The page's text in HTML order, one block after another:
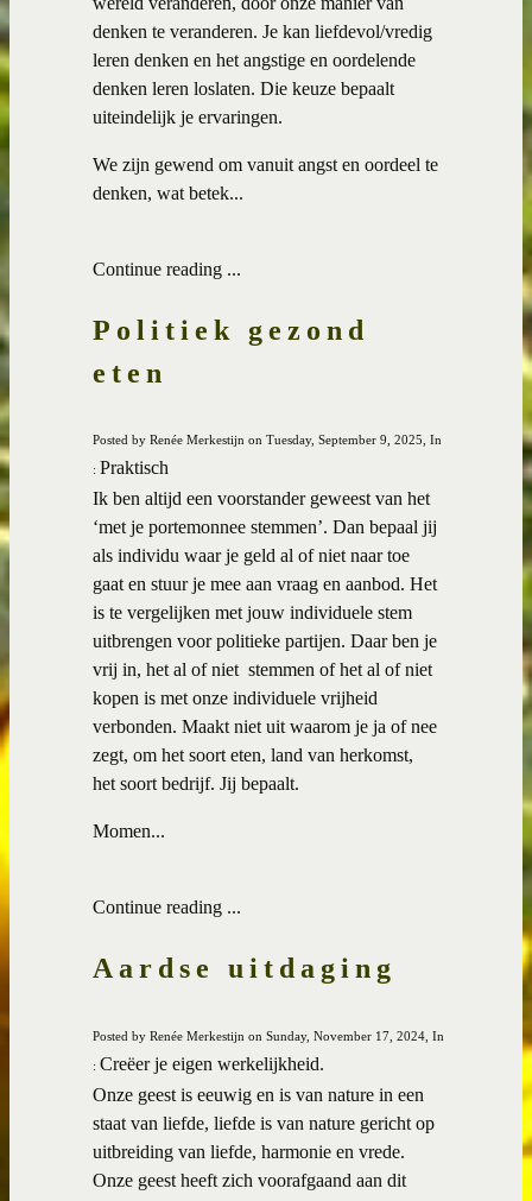
denken te veranderen. Je kan liefdevol/vredig
leren denken en het angstige en oordelende
denken leren loslaten. Die keuze bepaalt
uiteindelijk je ervaringen.
We zijn gewend om vanuit angst en oordeel te
denken, wat betek...
Continue reading ...
Politiek gezond
eten
Posted by Renée Merkestijn on Tuesday, September 9, 2025, In
: Praktisch
Ik ben altijd een voorstander geweest van het
‘met je portemonnee stemmen’. Dan bepaal jij
als individu waar je geld al of niet naar toe
gaat en stuur je mee aan vraag en aanbod. Het
is te vergelijken met jouw individuele stem
uitbrengen voor politieke partijen. Daar ben je
vrij in, het al of niet stemmen of het al of niet
kopen is met onze individuele vrijheid
verbonden. Maakt niet uit waarom je ja of nee
zegt, om het soort eten, land van herkomst,
het soort bedrijf. Jij bepaalt.
Momen...
Continue reading ...
Aardse uitdaging
Posted by Renée Merkestijn on Sunday, November 17, 2024, In
: Creëer je eigen werkelijkheid.
Onze geest is eeuwig en is van nature in een
staat van liefde, liefde is van nature gericht op
uitbreiding van liefde, harmonie en vrede.
Onze geest heeft zich voorafgaand aan dit